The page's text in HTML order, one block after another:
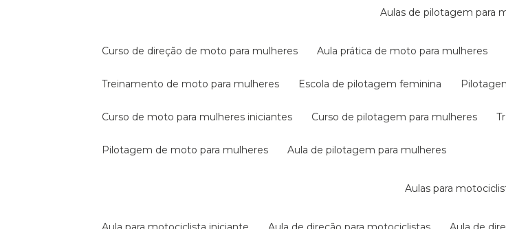
aulas de pilotagem para
curso de direção de moto para mulheres aula prática de moto para mulheres
treinamento de moto para mulheres escola de pilotagem feminina
curso de moto para mulheres iniciantes curso de pilotagem para mulheres
pilotagem de moto para mulheres aula de pilotagem para mulheres
aulas para